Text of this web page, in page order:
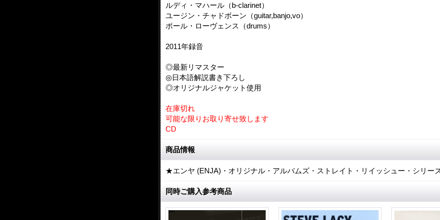
ルディ・マハール（b-clarinet）
ユージン・チャドボーン（guitar,banjo,vo）
ポール・ローヴェンス（drums）
2011年録音
◎最新リマスター
◎日本語解説書き下ろし
◎オリジナルジャケット使用
在庫切れ
可能な限りお取り寄せ致します
CD
商品情報
★エンヤ (ENJA)・オリジナル・アルバムズ・ストレイト・リイッシュー・シリー
同時ご購入参考商品